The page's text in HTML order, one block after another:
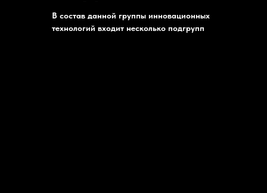
В состав данной группы инновационных
технологий входит несколько подгрупп